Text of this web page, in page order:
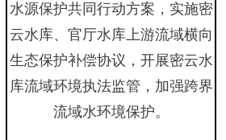
水源保护共同行动方案，实施密
云水库、官厅水库上游流域横向
生态保护补偿协议，开展密云水
库流域环境执法监管，加强跨界
流域水环境保护。